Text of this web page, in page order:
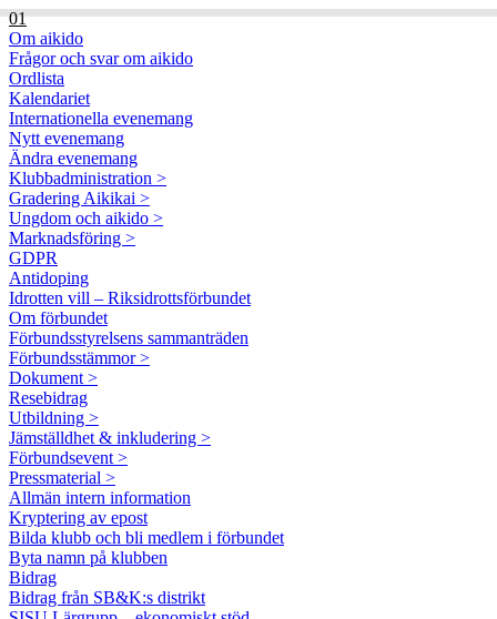
01
Om aikido
Frågor och svar om aikido
Ordlista
Kalendariet
Internationella evenemang
Nytt evenemang
Ändra evenemang
Klubbadministration >
Gradering Aikikai >
Ungdom och aikido >
Marknadsföring >
GDPR
Antidoping
Idrotten vill – Riksidrottsförbundet
Om förbundet
Förbundsstyrelsens sammanträden
Förbundsstämmor >
Dokument >
Resebidrag
Utbildning >
Jämställdhet & inkludering >
Förbundsevent >
Pressmaterial >
Allmän intern information
Kryptering av epost
Bilda klubb och bli medlem i förbundet
Byta namn på klubben
Bidrag
Bidrag från SB&K:s distrikt